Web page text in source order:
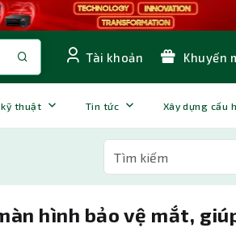
Tài khoản Khuyến
kỹ thuật Tin tức Xây dựng cấu
hình bảo vệ mắt,